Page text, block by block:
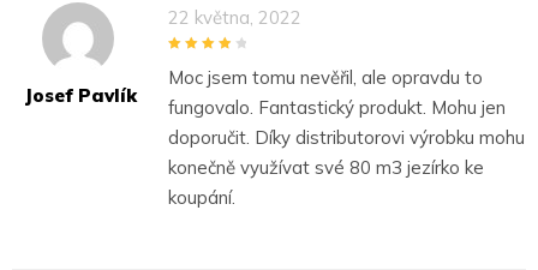
Josef Pavlík
22 května, 2022
Moc jsem tomu nevěřil, ale opravdu to
fungovalo. Fantastický produkt. Mohu jen
doporučit. Díky distributorovi výrobku mohu
konečně využívat své 80 m3 jezírko ke
koupání.